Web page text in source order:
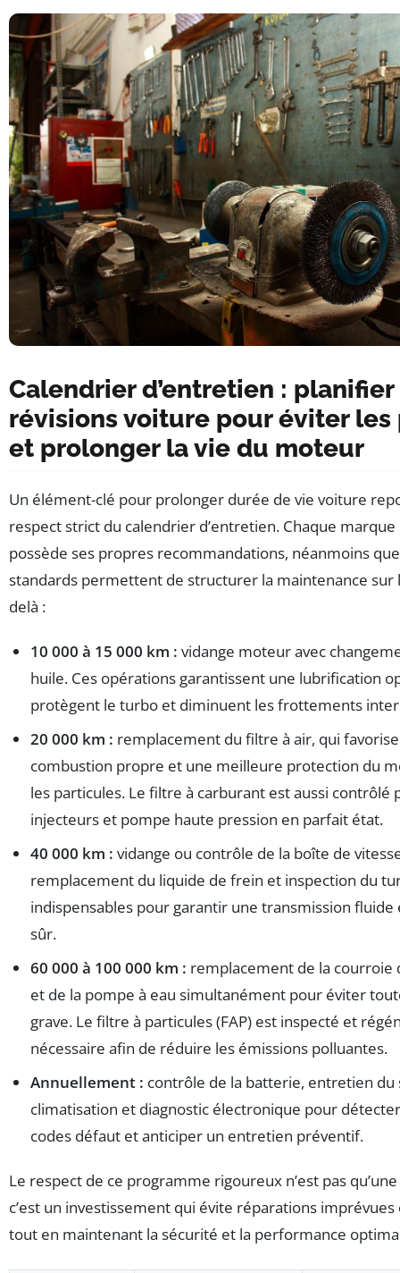
Calendrier d’entretien : planifier
révisions voiture pour éviter les
et prolonger la vie du moteur
Un élément-clé pour prolonger durée de vie voiture
respect strict du calendrier d’entretien. Chaque
possède ses propres recommandations, néanmoins
standards permettent de structurer la maintenance sur
delà :
10 000 à 15 000 km : vidange moteur avec
huile. Ces opérations garantissent une lubrification
protègent le turbo et diminuent les frottements
20 000 km : remplacement du filtre à air, qui
combustion propre et une meilleure protection du
les particules. Le filtre à carburant est aussi contrôlé
injecteurs et pompe haute pression en parfait état.
40 000 km : vidange ou contrôle de la boîte de
remplacement du liquide de frein et inspection du
indispensables pour garantir une transmission fluide
sûr.
60 000 à 100 000 km : remplacement de la courroie
et de la pompe à eau simultanément pour éviter
grave. Le filtre à particules (FAP) est inspecté et
nécessaire afin de réduire les émissions polluantes.
Annuellement : contrôle de la batterie, entretien du
climatisation et diagnostic électronique pour
codes défaut et anticiper un entretien préventif.
Le respect de ce programme rigoureux n’est pas
c’est un investissement qui évite réparations
tout en maintenant la sécurité et la performance